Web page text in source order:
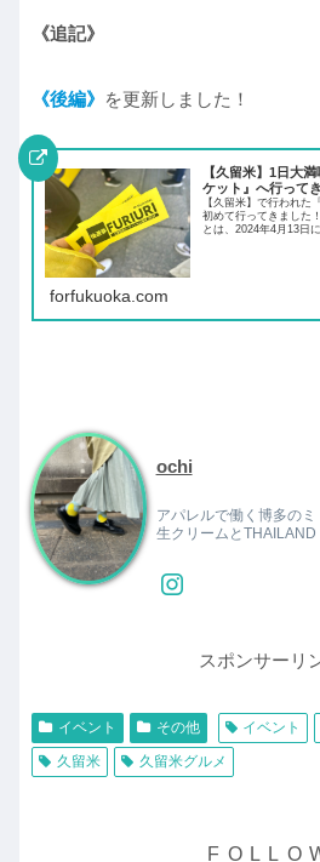
《追記》
《後編》 を更新しました！
【久留米】1日大
ケット』へ行って
【久留米】で行われ
初めて行ってきました
とは、2024年4月13日
forfukuoka.com
ochi
アパレルで働く博多の
生クリームとTHAILAND
スポンサーリ
イベント その他 イベント
久留米
久留米グルメ